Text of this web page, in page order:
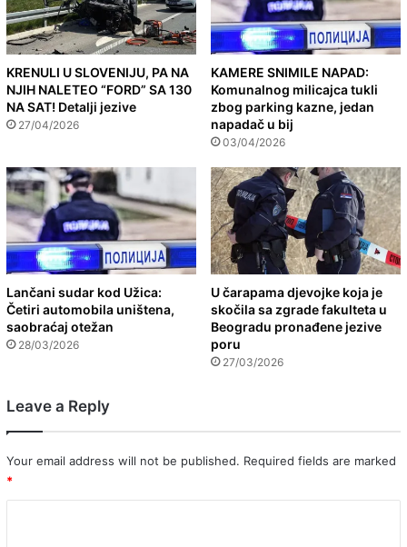
KRENULI U SLOVENIJU, PA NA
NJIH NALETEO “FORD” SA 130
NA SAT! Detalji jezive
27/04/2026
KAMERE SNIMILE NAPAD:
Komunalnog milicajca tukli
zbog parking kazne, jedan
napadač u bij
03/04/2026
Lančani sudar kod Užica:
Četiri automobila uništena,
saobraćaj otežan
28/03/2026
U čarapama djevojke koja je
skočila sa zgrade fakulteta u
Beogradu pronađene jezive
poru
27/03/2026
Leave a Reply
Your email address will not be published. Required fields are marked
*